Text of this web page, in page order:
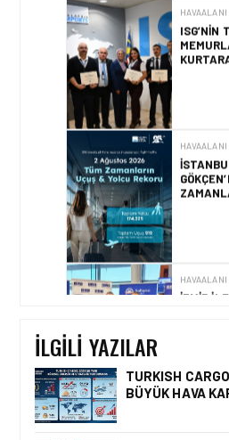
YOLCU
HAVAALANI
İZMIR
HAVAALANI
İLGILI YAZILAR
TURKISH
BÜYÜK HAVA